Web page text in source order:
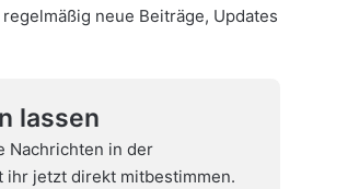
neue Beiträge, Updates
lassen
Nachrichten in der
ihr jetzt direkt mitbestimmen.